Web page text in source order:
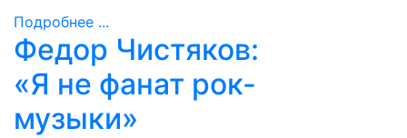
Подробнее ...
Федор Чистяков:
«Я не фанат рок-
музыки»